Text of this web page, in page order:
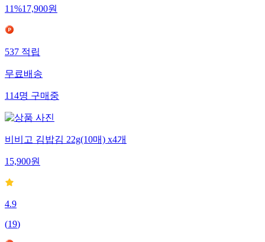
11%17,900원
537적립
무료배송
114명구매중
비비고 김밥김 22g(10매) x4개
15,900원
4.9
(19)